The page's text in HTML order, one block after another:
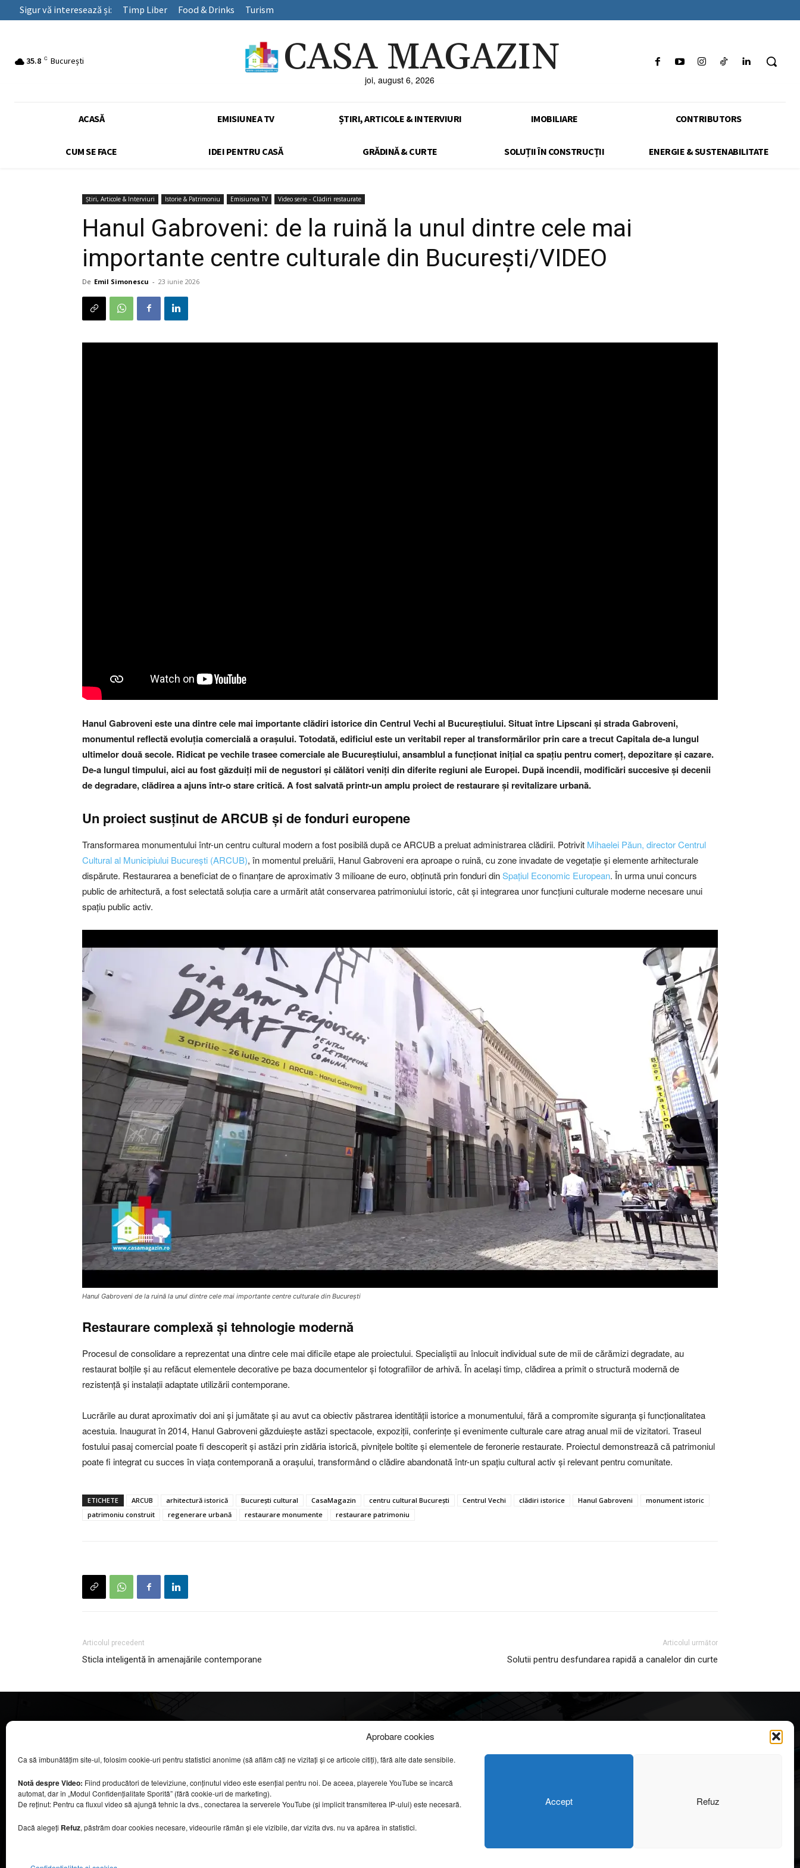
Aprobare cookies
Ca să îmbunătățim site-ul, folosim cookie-uri pentru statistici anonime (să aflăm câți ne vizitați și ce articole citiți), fără alte date sensibile.
Notă despre Video: Fiind producători de televiziune, conținutul video este esențial pentru noi. De aceea, playerele YouTube se încarcă
automat, dar în „Modul Confidențialitate Sporită” (fără cookie-uri de marketing).
De reținut: Pentru ca fluxul video să ajungă tehnic la dvs., conectarea la serverele YouTube (și implicit transmiterea IP-ului) este necesară.
Dacă alegeți Refuz, păstrăm doar cookies necesare, videourile rămân și ele vizibile, dar vizita dvs. nu va apărea în statistici.
Accept Refuz
Sigur vă interesează și: Timp Liber Food & Drinks Turism
35.8 C București CASA MAGAZIN
joi, august 6, 2026
ACASĂ EMISIUNEA TV ȘTIRI, ARTICOLE & INTERVIURI IMOBILIARE CONTRIBUTORS
CUM SE FACE IDEI PENTRU CASĂ GRĂDINĂ & CURTE SOLUȚII ÎN CONSTRUCȚII ENERGIE & SUSTENABILITATE
Știri, Articole & Interviuri Istorie & Patrimoniu Emisiunea TV Video serie - Clădiri restaurate
Hanul Gabroveni: de la ruină la unul dintre cele mai
importante centre culturale din București/VIDEO
De Emil Simonescu - 23 iunie 2026
Hanul Gabroveni este una dintre cele mai importante clădiri istorice din Centrul Vechi al Bucureștiului. Situat între Lipscani și strada Gabroveni,
monumentul reflectă evoluția comercială a orașului. Totodată, edificiul este un veritabil reper al transformărilor prin care a trecut Capitala de-a lungul
ultimelor două secole. Ridicat pe vechile trasee comerciale ale Bucureștiului, ansamblul a funcționat inițial ca spațiu pentru comerț, depozitare și cazare.
De-a lungul timpului, aici au fost găzduiți mii de negustori și călători veniți din diferite regiuni ale Europei. După incendii, modificări succesive și decenii
de degradare, clădirea a ajuns într-o stare critică. A fost salvată printr-un amplu proiect de restaurare și revitalizare urbană.
Un proiect susținut de ARCUB și de fonduri europene
Transformarea monumentului într-un centru cultural modern a fost posibilă după ce ARCUB a preluat administrarea clădirii. Potrivit Mihaelei Păun, director Centrul
Cultural al Municipiului București (ARCUB), în momentul preluării, Hanul Gabroveni era aproape o ruină, cu zone invadate de vegetație și elemente arhitecturale
dispărute. Restaurarea a beneficiat de o finanțare de aproximativ 3 milioane de euro, obținută prin fonduri dinSpațiul Economic European. În urma unui concurs
public de arhitectură, a fost selectată soluția care a urmărit atât conservarea patrimoniului istoric, cât și integrarea unor funcțiuni culturale moderne necesare unui
spațiu public activ.
Hanul Gabroveni de la ruină la unul dintre cele mai importante centre culturale din București
Restaurare complexă și tehnologie modernă
Procesul de consolidare a reprezentat una dintre cele mai dificile etape ale proiectului. Specialiștii au înlocuit individual sute de mii de cărămizi degradate, au
restaurat bolțile și au refăcut elementele decorative pe baza documentelor și fotografiilor de arhivă. În același timp, clădirea a primit o structură modernă de
rezistență și instalații adaptate utilizării contemporane.
Lucrările au durat aproximativ doi ani și jumătate și au avut ca obiectiv păstrarea identității istorice a monumentului, fără a compromite siguranța și funcționalitatea
acestuia. Inaugurat în 2014, Hanul Gabroveni găzduiește astăzi spectacole, expoziții, conferințe și evenimente culturale care atrag anual mii de vizitatori. Traseul
fostului pasaj comercial poate fi descoperit și astăzi prin zidăria istorică, pivnițele boltite și elementele de feronerie restaurate. Proiectul demonstrează că patrimoniul
poate fi integrat cu succes în viața contemporană a orașului, transformând o clădire abandonată într-un spațiu cultural activ și relevant pentru comunitate.
ETICHETE ARCUB arhitectură istorică București cultural CasaMagazin centru cultural București Centrul Vechi clădiri istorice Hanul Gabroveni
monument istoric
patrimoniu construit
regenerare urbană restaurare monumente restaurare patrimoniu
Articolul precedent
Sticla inteligentă în amenajările contemporane
Articolul următor
Solutii pentru desfundarea rapidă a canalelor din curte
COOL MEDIA BROADCASTING & EVENTS SRL.
Toate drepturile rezervate.
Contacte în secțiunea „Despre noi”.
Urmăriți emisiunea Casa Magazin pe Digi24,
sâmbătă, de la ora 9:30.
Info
DESPRE NOI
CONFIDENȚIALITATE & COOKIES
apreciate
OPINII & ANALIZE
43
6 august 2026